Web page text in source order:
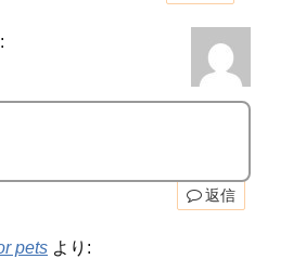
返信
pets より: